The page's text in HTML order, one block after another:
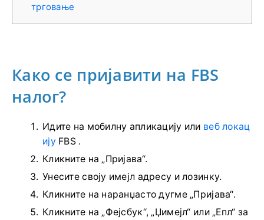
трговање
Како се пријавити на FBS
налог?
Идите на мобилну апликацију или веб локац
ију FBS .
Кликните на „Пријава“.
Унесите своју имејл адресу и лозинку.
Кликните на наранџасто дугме „Пријава“.
Кликните на „Фејсбук“, „Џимејл“ или „Епл“ за